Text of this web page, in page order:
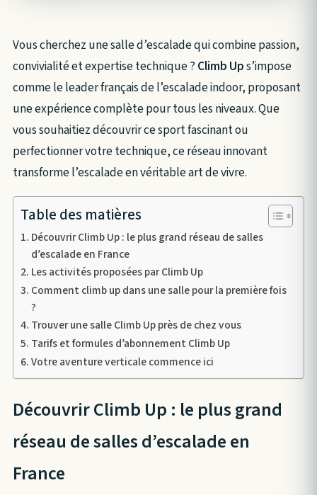
Vous cherchez une salle d’escalade qui combine passion,
convivialité et expertise technique ?Climb Ups’impose
comme le leader français de l’escalade indoor, proposant
une expérience complète pour tous les niveaux. Que
vous souhaitiez découvrir ce sport fascinant ou
perfectionner votre technique, ce réseau innovant
transforme l’escalade en véritable art de vivre.
Table des matières
Découvrir Climb Up : le plus grand réseau de salles
d’escalade en France
Les activités proposées par Climb Up
Comment climb up dans une salle pour la première fois
?
Trouver une salle Climb Up près de chez vous
Tarifs et formules d’abonnement Climb Up
Votre aventure verticale commence ici
Découvrir Climb Up : le plus grand
réseau de salles d’escalade en
France